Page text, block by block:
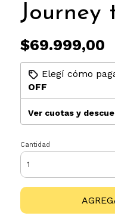
Journey
$69.999,00
Elegí cómo
OFF
Ver cuotas y
Cantidad